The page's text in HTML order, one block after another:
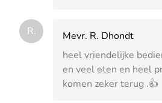
R.
Mevr. R. Dhondt
heel vriendelijke
en veel eten en heel
komen zeker terug .👍